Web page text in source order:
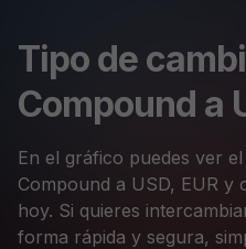
Tipo de
Compound a
En el gráfico puedes ver
Compound a USD, EUR y
hoy. Si quieres
forma rápida y segura,